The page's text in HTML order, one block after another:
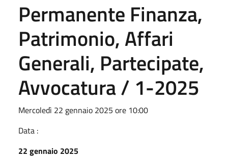
Permanente Finanza,
Patrimonio, Affari
Generali, Partecipate,
Avvocatura / 1-2025
Mercoledì 22 gennaio 2025 ore 10:00
Data :
22 gennaio 2025